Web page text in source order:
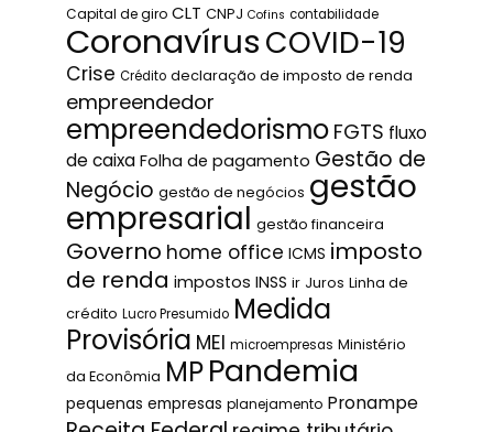
Capital de giro CLT CNPJ Cofins contabilidade
CoronavírusCOVID-19
Crise Crédito declaração de imposto de renda
empreendedor
empreendedorismo FGTS fluxo
de caixa Folha de pagamento Gestão de
Negócio gestão de negócios gestão
empresarial gestão financeira
Governo home office ICMS imposto
de renda impostos INSS ir Juros Linha de
crédito Lucro Presumido Medida
Provisória MEI microempresas Ministério
da Econômia MPPandemia
pequenas empresas planejamento Pronampe